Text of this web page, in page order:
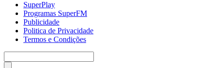
SuperPlay
Programas SuperFM
Publicidade
Politica de Privacidade
Termos e Condições